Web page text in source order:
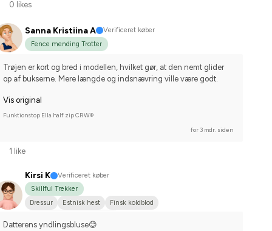
0 likes
Sanna Kristiina A
Verificeret køber
Fence mending Trotter
Trøjen er kort og bred i modellen, hvilket gør, at den nemt glider
op af bukserne. Mere længde og indsnævring ville være godt.
Vis original
Funktionstop Ella half zip CRW®
for 3 mdr. siden
1 like
Kirsi K
Verificeret køber
Skillful Trekker
Dressur
Estnisk hest
Finsk koldblod
Datterens yndlingsbluse😊